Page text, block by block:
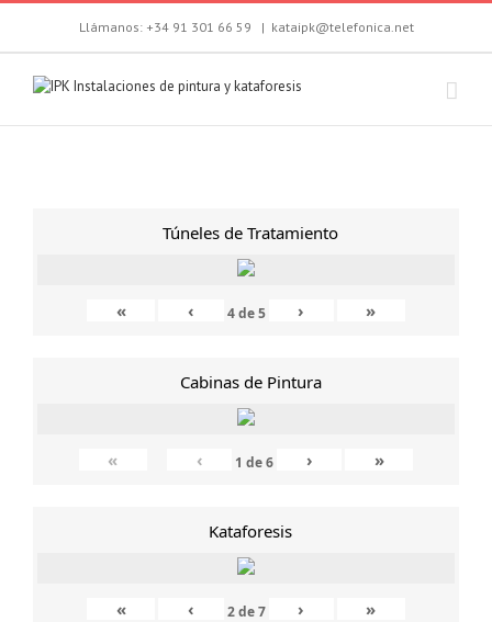
Llámanos: +34 91 301 66 59 | kataipk@telefonica.net
Túneles de Tratamiento
« ‹ 4de5 › »
Cabinas de Pintura
« ‹ 1 de6 › »
Kataforesis
« ‹ 2de7 › »